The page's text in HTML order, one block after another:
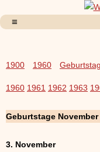
1900 1960
1960 1961 1962 1963
Geburtstage
3. November